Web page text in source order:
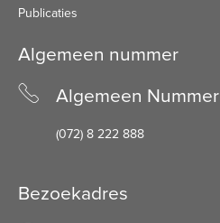
Publicaties
Algemeen nummer
Algemeen Nummer
(072) 8 222 888
Bezoekadres